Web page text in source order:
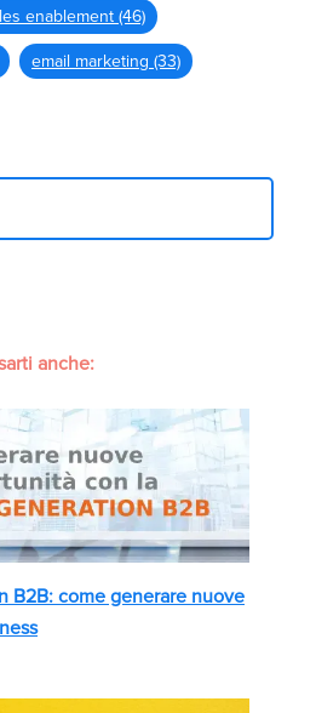
enablement (46)
email marketing (33)
anche:
B2B: come generare nuove